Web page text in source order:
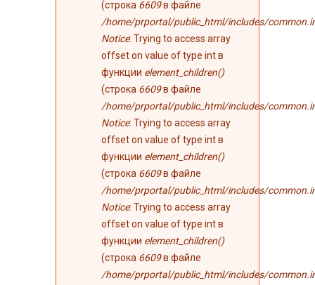
(строка 6609в файле
/home/prportal/public_html/includes/
Notice: Trying to access array
offset on value of type int в
функции element_children()
(строка 6609в файле
/home/prportal/public_html/includes/
Notice: Trying to access array
offset on value of type int в
функции element_children()
(строка 6609в файле
/home/prportal/public_html/includes/
Notice: Trying to access array
offset on value of type int в
функции element_children()
(строка 6609в файле
/home/prportal/public_html/includes/